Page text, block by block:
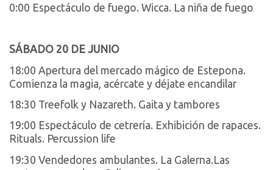
0:00 Espectáculo de fuego. Wicca. La niña de fuego
SÁBADO 20 DE JUNIO
18:00 Apertura del mercado mágico de Estepona.
Comienza la magia, acércate y déjate encandilar
18:30 Treefolk y Nazareth. Gaita y tambores
19:00 Espectáculo de cetrería. Exhibición de rapaces.
Rituals. Percussion life
19:30 Vendedores ambulantes. La Galerna.Las